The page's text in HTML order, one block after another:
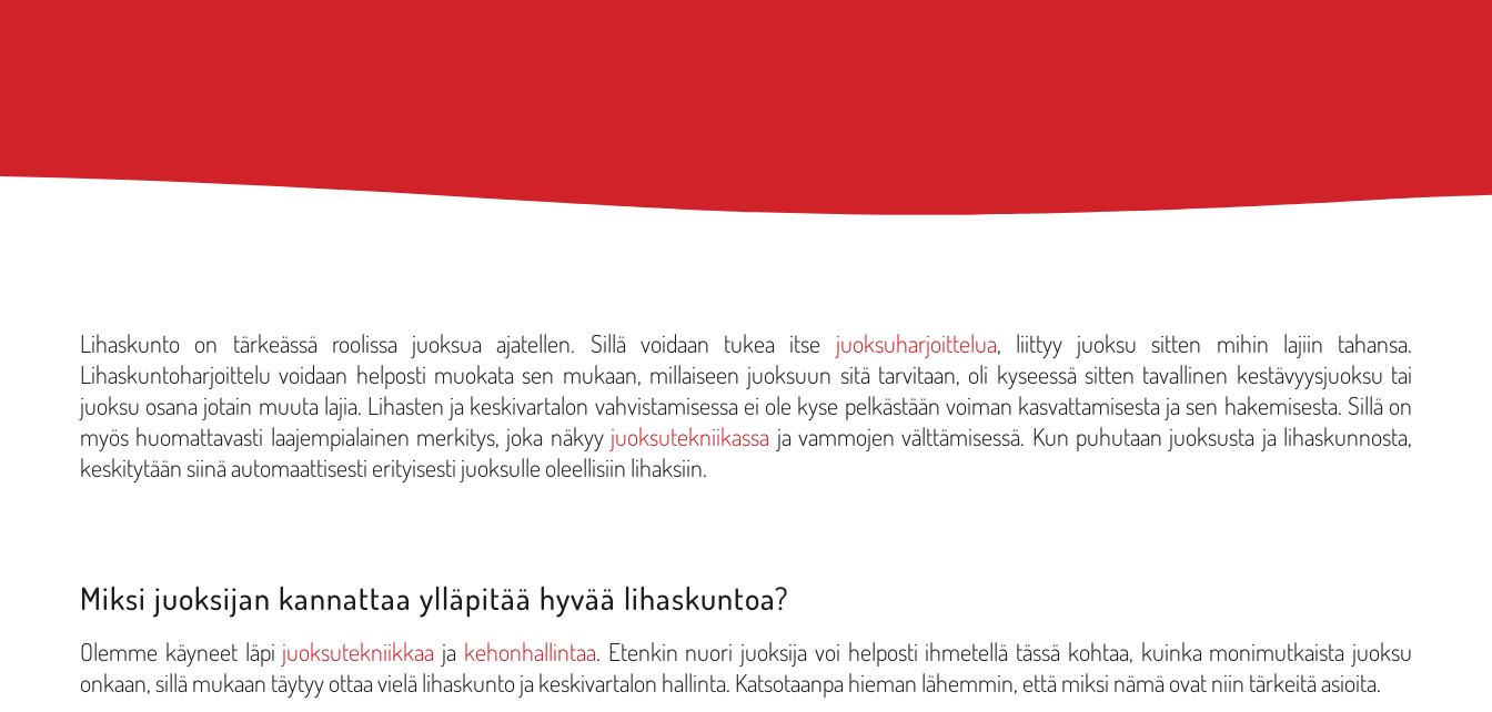
Lihaskunto on tärkeässä roolissa juoksua ajatellen. Sillä voidaan tukea itse juoksuharjoittelua, liittyy juoksu sitten mihin lajiin tahansa.
Lihaskuntoharjoittelu voidaan helposti muokata sen mukaan, millaiseen juoksuun sitä tarvitaan, oli kyseessä sitten tavallinen kestävyysjuoksu tai
juoksu osana jotain muuta lajia. Lihasten ja keskivartalon vahvistamisessa ei ole kyse pelkästään voiman kasvattamisesta ja sen hakemisesta. Sillä on
myös huomattavasti laajempialainen merkitys, joka näkyy juoksutekniikassa ja vammojen välttämisessä. Kun puhutaan juoksusta ja lihaskunnosta,
keskitytään siinä automaattisesti erityisesti juoksulle oleellisiin lihaksiin.
Miksi juoksijan kannattaa ylläpitää hyvää lihaskuntoa?
Olemme käyneet läpi juoksutekniikkaa ja kehonhallintaa. Etenkin nuori juoksija voi helposti ihmetellä tässä kohtaa, kuinka monimutkaista juoksu
onkaan, sillä mukaan täytyy ottaa vielä lihaskunto ja keskivartalon hallinta. Katsotaanpa hieman lähemmin, että miksi nämä ovat niin tärkeitä asioita.